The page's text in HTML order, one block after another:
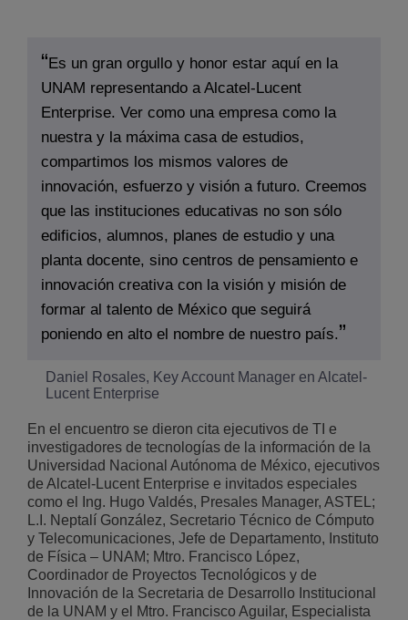
Es un gran orgullo y honor estar aquí en la
UNAM representando a Alcatel-Lucent
Enterprise. Ver como una empresa como la
nuestra y la máxima casa de estudios,
compartimos los mismos valores de
innovación, esfuerzo y visión a futuro. Creemos
que las instituciones educativas no son sólo
edificios, alumnos, planes de estudio y una
planta docente, sino centros de pensamiento e
innovación creativa con la visión y misión de
formar al talento de México que seguirá
poniendo en alto el nombre de nuestro país.
Daniel Rosales, Key Account Manager en Alcatel-
Lucent Enterprise
En el encuentro se dieron cita ejecutivos de TI e
investigadores de tecnologías de la información de la
Universidad Nacional Autónoma de México, ejecutivos
de Alcatel-Lucent Enterprise e invitados especiales
como el Ing. Hugo Valdés, Presales Manager, ASTEL;
L.I. Neptalí González, Secretario Técnico de Cómputo
y Telecomunicaciones, Jefe de Departamento, Instituto
de Física – UNAM; Mtro. Francisco López,
Coordinador de Proyectos Tecnológicos y de
Innovación de la Secretaria de Desarrollo Institucional
de la UNAM y el Mtro. Francisco Aguilar, Especialista